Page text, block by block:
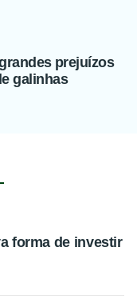
prejuízos
galinhas
forma de investir